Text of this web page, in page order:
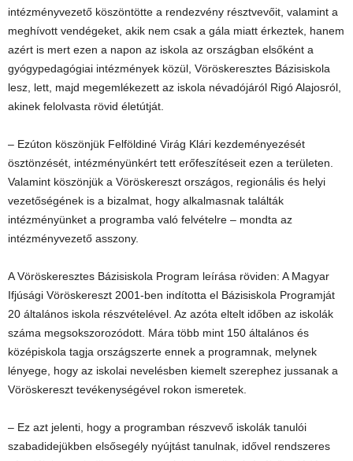
intézményvezető köszöntötte a rendezvény résztvevőit, valamint a
meghívott vendégeket, akik nem csak a gála miatt érkeztek, hanem
azért is mert ezen a napon az iskola az országban elsőként a
gyógypedagógiai intézmények közül, Vöröskeresztes Bázisiskola
lesz, lett, majd megemlékezett az iskola névadójáról Rigó Alajosról,
akinek felolvasta rövid életútját.
– Ezúton köszönjük Felföldiné Virág Klári kezdeményezését
ösztönzését, intézményünkért tett erőfeszítéseit ezen a területen.
Valamint köszönjük a Vöröskereszt országos, regionális és helyi
vezetőségének is a bizalmat, hogy alkalmasnak találták
intézményünket a programba való felvételre – mondta az
intézményvezető asszony.
A Vöröskeresztes Bázisiskola Program leírása röviden: A Magyar
Ifjúsági Vöröskereszt 2001-ben indította el Bázisiskola Programját
20 általános iskola részvételével. Az azóta eltelt időben az iskolák
száma megsokszorozódott. Mára több mint 150 általános és
középiskola tagja országszerte ennek a programnak, melynek
lényege, hogy az iskolai nevelésben kiemelt szerephez jussanak a
Vöröskereszt tevékenységével rokon ismeretek.
– Ez azt jelenti, hogy a programban részvevő iskolák tanulói
szabadidejükben elsősegély nyújtást tanulnak, idővel rendszeres